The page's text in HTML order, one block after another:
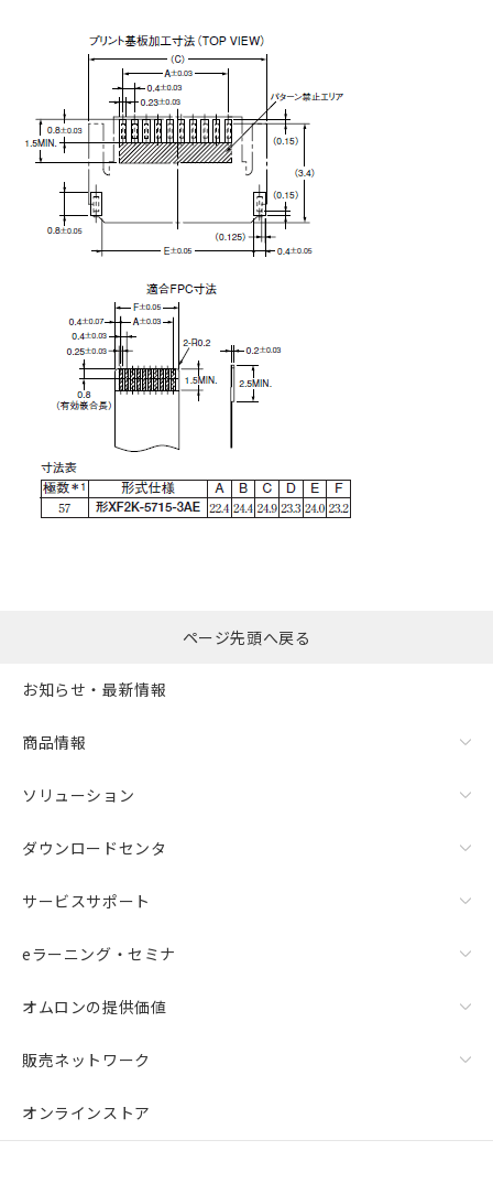
ページ先頭へ戻る
お知らせ・最新情報
商品情報
ソリューション
ダウンロードセンタ
サービスサポート
eラーニング・セミナ
オムロンの提供価値
販売ネットワーク
オンラインストア